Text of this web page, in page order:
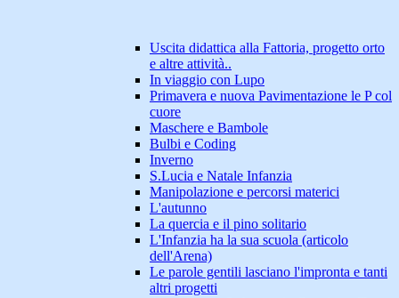
Uscita didattica alla Fattoria, progetto orto
e altre attività..
In viaggio con Lupo
Primavera e nuova Pavimentazione le P col
cuore
Maschere e Bambole
Bulbi e Coding
Inverno
S.Lucia e Natale Infanzia
Manipolazione e percorsi materici
L'autunno
La quercia e il pino solitario
L'Infanzia ha la sua scuola (articolo
dell'Arena)
Le parole gentili lasciano l'impronta e tanti
altri progetti